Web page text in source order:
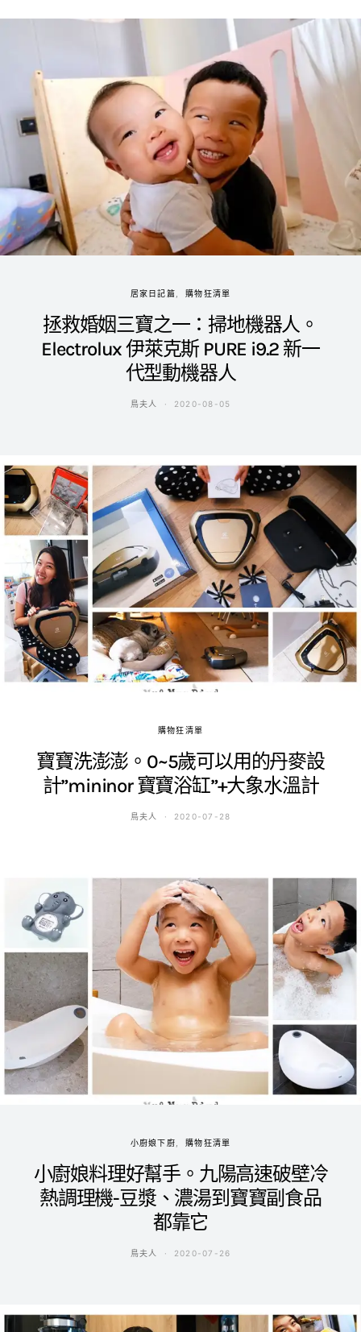
居家日記篇 購物狂清單
拯救婚姻三寶之一：掃地機器人。
Electrolux 伊萊克斯 PURE i9.2 新一
代型動機器人
鳥夫人 2020-08-05
購物狂清單
寶寶洗澎澎。0~5歲可以用的丹麥設
計”mininor 寶寶浴缸”+大象水溫計
鳥夫人 2020-07-28
小廚娘下廚 購物狂清單
小廚娘料理好幫手。九陽高速破壁冷
熱調理機-豆漿、濃湯到寶寶副食品
都靠它
鳥夫人 2020-07-26